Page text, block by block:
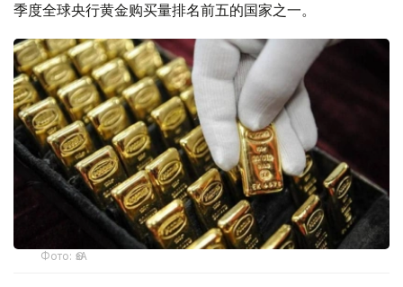
季度全球央行黄金购买量排名前五的国家之一。
Фото: ӨзА